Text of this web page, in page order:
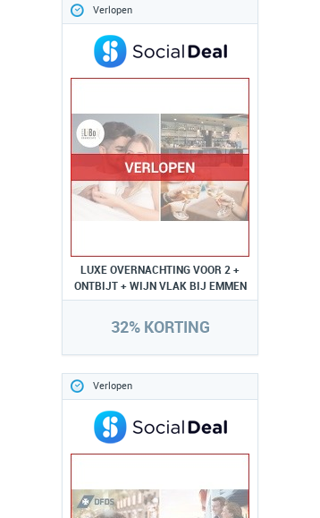
Verlopen
LUXE OVERNACHTING VOOR 2 +
ONTBIJT + WIJN VLAK BIJ EMMEN
32% KORTING
Verlopen